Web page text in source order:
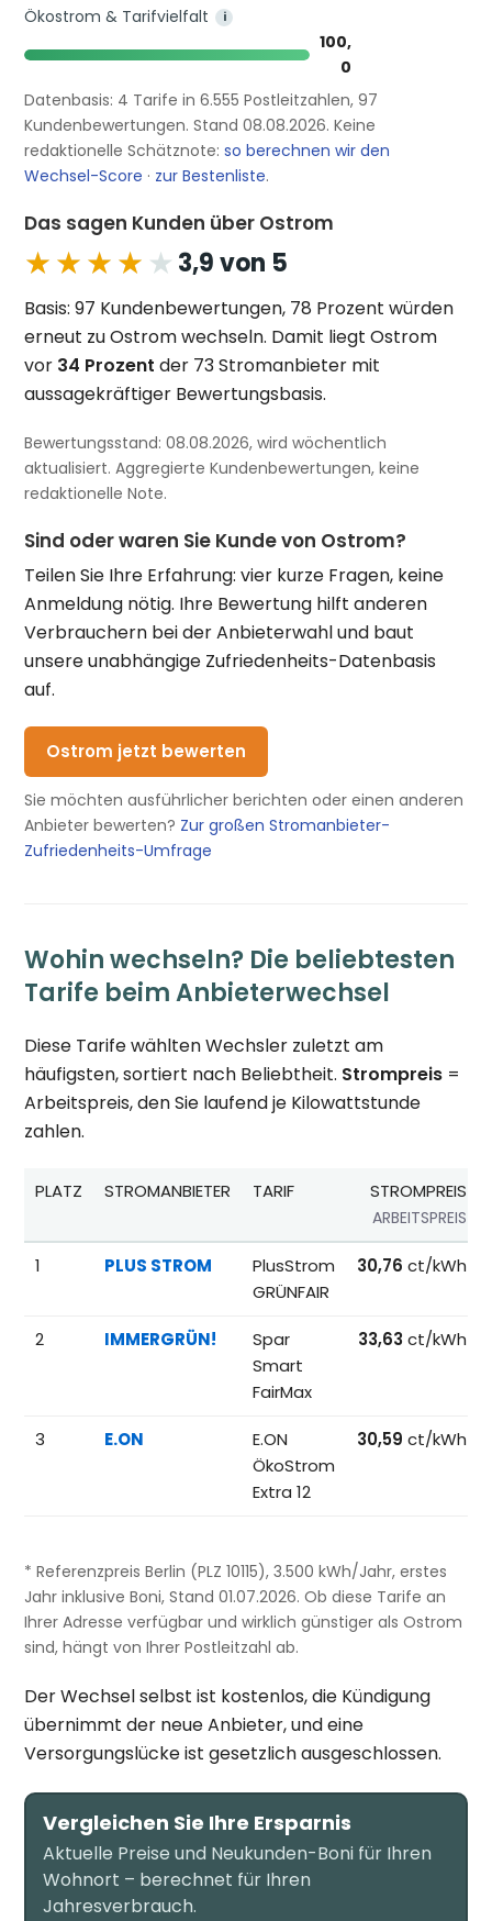
Ökostrom & Tarifvielfalt i
100,
0
Datenbasis: 4 Tarife in 6.555 Postleitzahlen, 97
Kundenbewertungen. Stand 08.08.2026. Keine
redaktionelle Schätznote:so berechnen wir den
Wechsel-Score · zur Bestenliste.
Das sagen Kunden über Ostrom
★★★★★
★★★★★ 3,9 von 5
Basis: 97 Kundenbewertungen, 78 Prozent würden
erneut zu Ostrom wechseln. Damit liegt Ostrom
vor 34 Prozent der 73 Stromanbieter mit
aussagekräftiger Bewertungsbasis.
Bewertungsstand: 08.08.2026, wird wöchentlich
aktualisiert. Aggregierte Kundenbewertungen, keine
redaktionelle Note.
Sind oder waren Sie Kunde von Ostrom?
Teilen Sie Ihre Erfahrung: vier kurze Fragen, keine
Anmeldung nötig. Ihre Bewertung hilft anderen
Verbrauchern bei der Anbieterwahl und baut
unsere unabhängige Zufriedenheits-Datenbasis
auf.
Ostrom jetzt bewerten
Sie möchten ausführlicher berichten oder einen anderen
Anbieter bewerten? Zur großen Stromanbieter-
Zufriedenheits-Umfrage
Wohin wechseln? Die beliebtesten
Tarife beim Anbieterwechsel
Diese Tarife wählten Wechsler zuletzt am
häufigsten, sortiert nach Beliebtheit. Strompreis =
Arbeitspreis, den Sie laufend je Kilowattstunde
zahlen.
Beliebteste Tarife beim Anbieterwechsel;
PLATZ STROMANBIETER TARIF STROMPREIS
ARBEITSPREIS
1 PLUS STROM
PlusStrom
GRÜNFAIR
30,76 ct/kWh
2 IMMERGRÜN!
Spar
Smart
FairMax
33,63 ct/kWh
3 E.ON
E.ON
ÖkoStrom
Extra 12
30,59 ct/kWh
* Referenzpreis Berlin (PLZ 10115), 3.500 kWh/Jahr, erstes
Jahr inklusive Boni, Stand 01.07.2026. Ob diese Tarife an
Ihrer Adresse verfügbar und wirklich günstiger als Ostrom
sind, hängt von Ihrer Postleitzahl ab.
Der Wechsel selbst ist kostenlos, die Kündigung
übernimmt der neue Anbieter, und eine
Versorgungslücke ist gesetzlich ausgeschlossen.
Vergleichen Sie Ihre Ersparnis
Aktuelle Preise und Neukunden-Boni für Ihren
Wohnort – berechnet für Ihren
Jahresverbrauch.